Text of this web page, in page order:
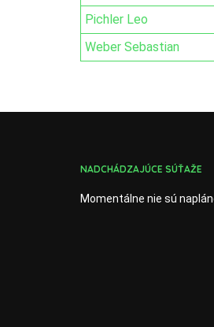
Pichler Leo
Weber Sebastian
NADCHÁDZAJÚCE SÚŤAŽE
Momentálne nie sú